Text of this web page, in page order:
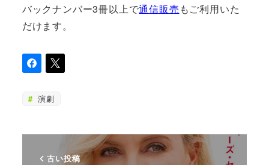
バックナンバー3冊以上で通信販売 もご利用いた
だけます。
演劇
古い投稿